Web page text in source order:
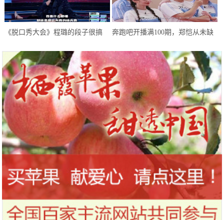
《脱口秀大会》程璐的段子很搞
奔跑吧开播满100期，郑恺从未缺